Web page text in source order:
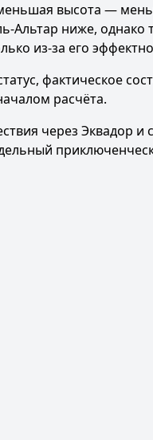
высота —
Альтар ниже, однако
из-за его
фактическое
расчёта.
через Эквадор и